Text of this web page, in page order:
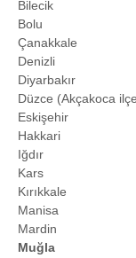
Bilecik
Bolu
Çanakkale
Denizli
Diyarbakır
Düzce (Akçakoca
Eskişehir
Hakkari
Iğdır
Kars
Kırıkkale
Manisa
Mardin
Muğla